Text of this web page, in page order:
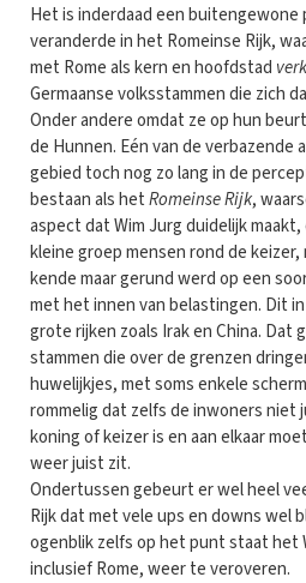
Het is inderdaad een buitengewone
veranderde in het Romeinse Rijk,
met Rome als kern en hoofdstad
Germaanse volksstammen die zich
Onder andere omdat ze op hun
de Hunnen. Eén van de
gebied toch nog zo lang in de
bestaan als hetRomeinse Rijk,
aspect dat Wim Jurg duidelijk maakt,
kleine groep mensen rond de
kende maar gerund werd op een
met het innen van belastingen. Dit
grote rijken zoals Irak en China. Dat
stammen die over de grenzen
huwelijkjes, met soms enkele
rommelig dat zelfs de inwoners niet
koning of keizer is en aan elkaar
weer juist zit.
Ondertussen gebeurt er wel heel
Rijk dat met vele ups en downs wel
ogenblik zelfs op het punt staat het
inclusief Rome, weer te veroveren.